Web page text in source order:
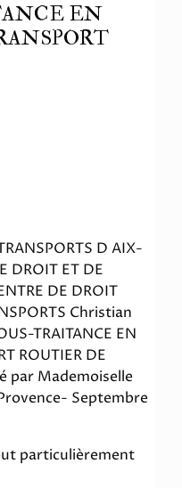
EN
D AIX-
DROIT ET DE
DE DROIT
Christian
TRAITANCE EN
ROUTIER DE
par Mademoiselle
Septembre
particulièrement